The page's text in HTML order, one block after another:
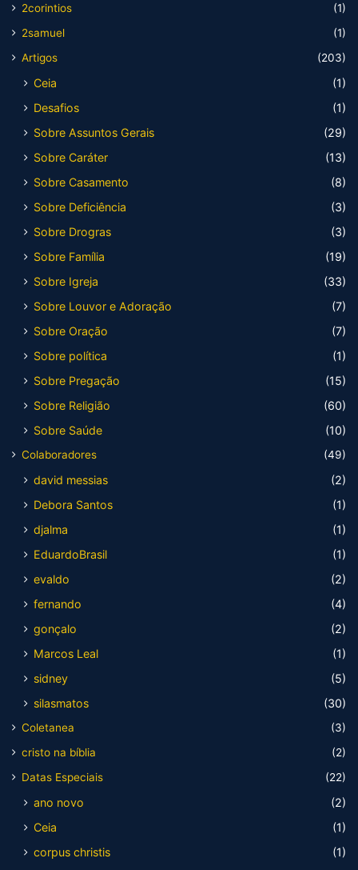
2corintios
(1)
2samuel
(1)
Artigos
(203)
Ceia
(1)
Desafios
(1)
Sobre Assuntos Gerais
(29)
Sobre Caráter
(13)
Sobre Casamento
(8)
Sobre Deficiência
(3)
Sobre Drogras
(3)
Sobre Família
(19)
Sobre Igreja
(33)
Sobre Louvor e Adoração
(7)
Sobre Oração
(7)
Sobre política
(1)
Sobre Pregação
(15)
Sobre Religião
(60)
Sobre Saúde
(10)
Colaboradores (49)
david messias
(2)
Debora Santos
(1)
djalma
(1)
EduardoBrasil
(1)
evaldo
(2)
fernando
(4)
gonçalo
(2)
Marcos Leal
(1)
sidney
(5)
silasmatos
(30)
Coletanea
(3)
cristo na bíblia
(2)
Datas Especiais
(22)
ano novo
(2)
Ceia
(1)
corpus christis
(1)